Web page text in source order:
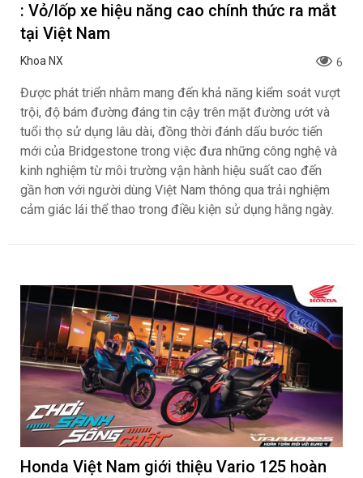
: Vỏ/lốp xe hiệu năng cao chính thức ra mắt
tại Việt Nam
Khoa NX 6
Được phát triển nhằm mang đến khả năng kiểm soát vượt
trội, độ bám đường đáng tin cậy trên mặt đường ướt và
tuổi thọ sử dụng lâu dài, đồng thời đánh dấu bước tiến
mới của Bridgestone trong việc đưa những công nghệ và
kinh nghiệm từ môi trường vận hành hiệu suất cao đến
gần hơn với người dùng Việt Nam thông qua trải nghiệm
cảm giác lái thể thao trong điều kiện sử dụng hằng ngày.
Honda Việt Nam giới thiệu Vario 125 hoàn